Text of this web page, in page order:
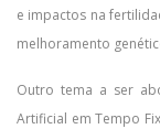
e impactos na
melhoramento
Outro tema a ser
Artificial em Tempo